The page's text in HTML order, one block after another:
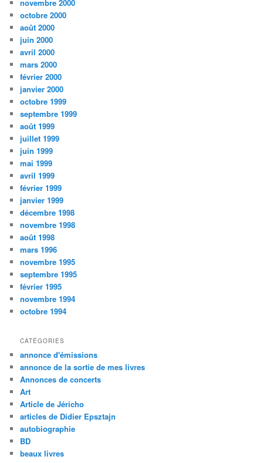
novembre 2000
octobre 2000
août 2000
juin 2000
avril 2000
mars 2000
février 2000
janvier 2000
octobre 1999
septembre 1999
août 1999
juillet 1999
juin 1999
mai 1999
avril 1999
février 1999
janvier 1999
décembre 1998
novembre 1998
août 1998
mars 1996
novembre 1995
septembre 1995
février 1995
novembre 1994
octobre 1994
CATÉGORIES
annonce d'émissions
annonce de la sortie de mes livres
Annonces de concerts
Art
Article de Jéricho
articles de Didier Epsztajn
autobiographie
BD
beaux livres